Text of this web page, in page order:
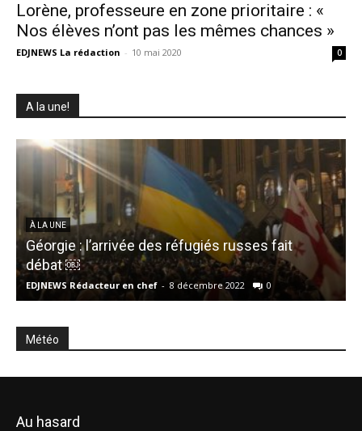
Lorène, professeure en zone prioritaire : «
Nos élèves n’ont pas les mêmes chances »
EDJNEWS La rédaction - 10 mai 2020 0
A la une!
À LA UNE
Géorgie : l’arrivée des réfugiés russes fait
débat ￼
EDJNEWS Rédacteur en chef - 8 décembre 2022 0
Météo
Au hasard